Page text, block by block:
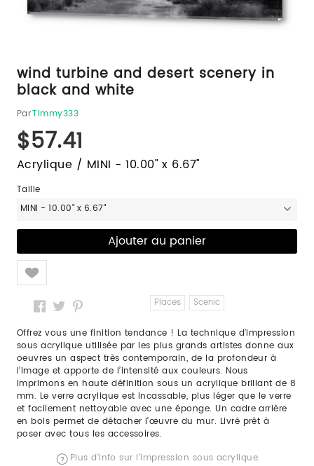
wind turbine and desert scenery in
black and white
ParTimmy333
$57.41
Acrylique / MINI - 10.00" x 6.67"
Taille
MINI - 10.00" x 6.67"
Like
Places Scenic
Offrez vous une finition tendance ! La technique d’impression
sous acrylique utilisée par les plus grands artistes donne aux
oeuvres un aspect très contemporain, de la profondeur à
l’image et apporte de l’intensité aux couleurs. Nous
imprimons en haute définition sous un acrylique brillant de 8
mm. Le verre acrylique est incassable, plus léger que le verre
et facilement nettoyable avec une éponge. Un cadre arrière
en bois permet de détacher l’œuvre du mur. Livré prêt à
poser avec tous les accessoires.
Plus d'info sur l'impression sous acrylique